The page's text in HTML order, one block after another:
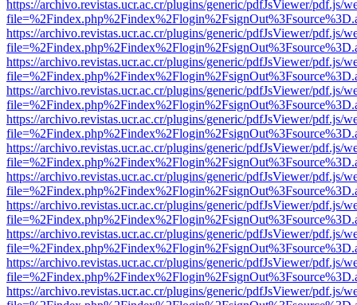
https://archivo.revistas.ucr.ac.cr/plugins/generic/pdfJsViewer/pdf.js/
https://archivo.revistas.ucr.ac.cr/plugins/generic/pdfJsViewer/pdf.js/
https://archivo.revistas.ucr.ac.cr/plugins/generic/pdfJsViewer/pdf.js/
https://archivo.revistas.ucr.ac.cr/plugins/generic/pdfJsViewer/pdf.js/
https://archivo.revistas.ucr.ac.cr/plugins/generic/pdfJsViewer/pdf.js/
https://archivo.revistas.ucr.ac.cr/plugins/generic/pdfJsViewer/pdf.js/
https://archivo.revistas.ucr.ac.cr/plugins/generic/pdfJsViewer/pdf.js/
https://archivo.revistas.ucr.ac.cr/plugins/generic/pdfJsViewer/pdf.js/
https://archivo.revistas.ucr.ac.cr/plugins/generic/pdfJsViewer/pdf.js/
https://archivo.revistas.ucr.ac.cr/plugins/generic/pdfJsViewer/pdf.js/
https://archivo.revistas.ucr.ac.cr/plugins/generic/pdfJsViewer/pdf.js/